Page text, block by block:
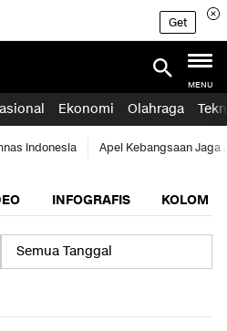
Get
MENU
Ekonomi Olahraga
Indonesia Apel Kebangsaan Jaga
INFOGRAFIS KOLOM